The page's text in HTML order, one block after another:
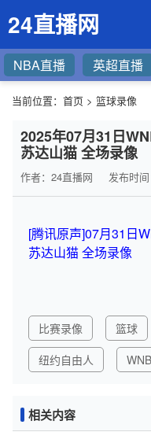
24直播网
NBA直播 英超直播
当前位置： 首页 > 篮球录像
2025年07月31日
苏达山猫 全场录像
作者：24直播网 发布时
[腾讯原声]07月31日
苏达山猫 全场录像
比赛录像 篮球
纽约自由人
相关内容